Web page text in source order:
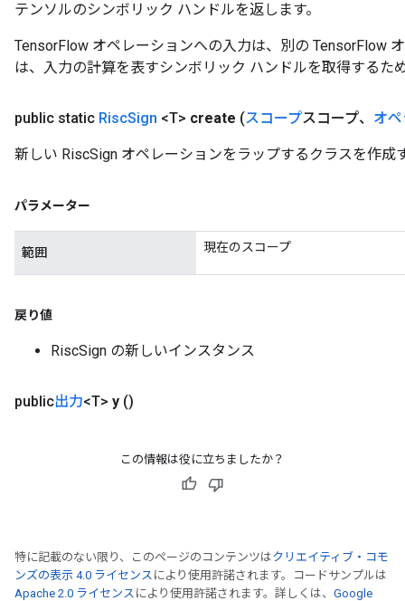
テンソルのシンボリック ハンドルを返します。
TensorFlow オペレーションへの入力は、別の TensorFlow
は、入力の計算を表すシンボリック ハンドルを取得するた
public static RiscSign <T> create (スコープスコープ、 オ
新しい RiscSign オペレーションをラップするクラスを作成
パラメーター
範囲 現在のスコープ
戻り値
RiscSign の新しいインスタンス
public出力<T> y ()
この情報は役に立ちましたか？
特に記載のない限り、このページのコンテンツはクリエイティブ・コモ
ンズの表示 4.0 ライセンス により使用許諾されます。コードサンプルは
Apache 2.0 ライセンス により使用許諾されます。詳しくは、 Google